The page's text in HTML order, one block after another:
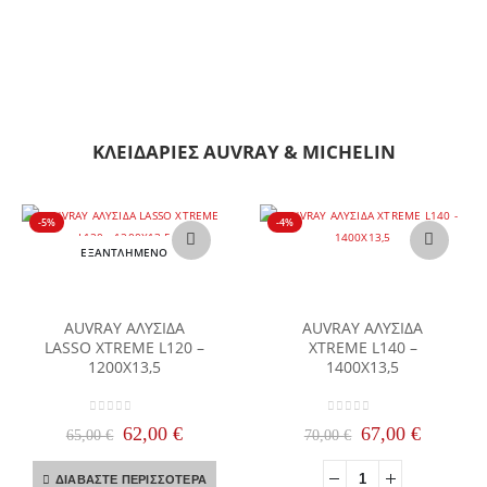
ΚΛΕΙΔΑΡΙΕΣ AUVRAY & MICHELIN
-5%
ΕΞΑΝΤΛΗΜΈΝΟ
AUVRAY ΑΛΥΣΙΔΑ
LASSO XTREME L120 –
1200X13,5
65,00€ Original
was:
62,00€Η
τιμή
ΔΙΑΒΆΣΤΕ ΠΕΡΙΣΣΌΤΕΡΑ
-4%
AUVRAY ΑΛΥΣΙΔΑ
XTREME L140 –
1400X13,5
70,00€ Original
was:
67,00€Η